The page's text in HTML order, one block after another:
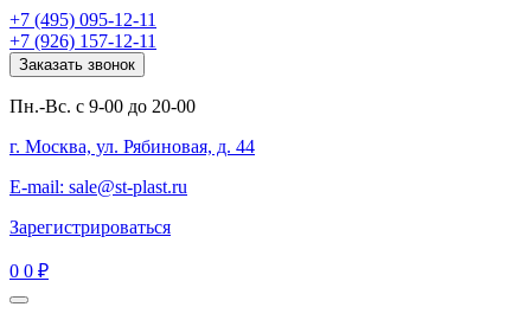
+7 (495) 095-12-11
+7 (926) 157-12-11
Заказать звонок
Пн.-Вс. с 9-00 до 20-00
г. Москва, ул. Рябиновая, д. 44
E-mail: sale@st-plast.ru
Зарегистрироваться
0 0 ₽